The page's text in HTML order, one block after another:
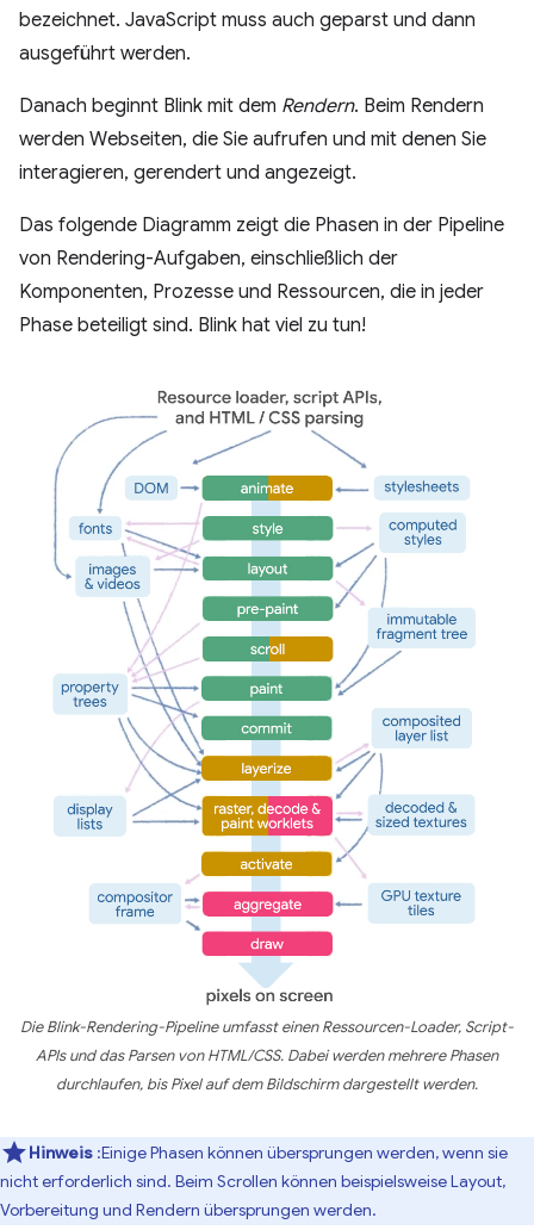
bezeichnet. JavaScript muss auch geparst und dann
ausgeführt werden.
Danach beginnt Blink mit dem Rendern. Beim Rendern
werden Webseiten, die Sie aufrufen und mit denen Sie
interagieren, gerendert und angezeigt.
Das folgende Diagramm zeigt die Phasen in der Pipeline
von Rendering-Aufgaben, einschließlich der
Komponenten, Prozesse und Ressourcen, die in jeder
Phase beteiligt sind. Blink hat viel zu tun!
Die Blink-Rendering-Pipeline umfasst einen Ressourcen-Loader, Script-
APIs und das Parsen von HTML/CSS. Dabei werden mehrere Phasen
durchlaufen, bis Pixel auf dem Bildschirm dargestellt werden.
Hinweis :Einige Phasen können übersprungen werden, wenn sie
nicht erforderlich sind. Beim Scrollen können beispielsweise Layout,
Vorbereitung und Rendern übersprungen werden.